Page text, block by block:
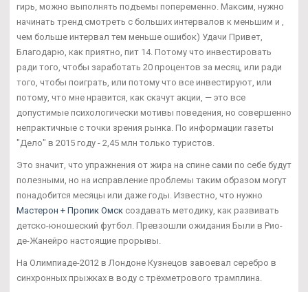
гирь, можно выполнять подъемы попеременно. Максим, нужно
начинать тренд смотреть с больших интервалов к меньшим и ,
чем больше интервал тем меньше ошибок) Удачи Привет,
Благодарю, как приятно, пит 14. Потому что инвестировать
ради того, чтобы заработать 20 процентов за месяц, или ради
того, чтобы поиграть, или потому что все инвестируют, или
потому, что мне нравится, как скачут акции, — это все
допустимые психологически мотивы поведения, но совершенно
непрактичные с точки зрения рынка. По информации газеты
"Дело" в 2015 году - 2,45 млн только туристов.
Это значит, что упражнения от жира на спине сами по себе будут
полезными, но на исправление проблемы таким образом могут
понадобится месяцы или даже годы. Известно, что нужно
Мастерон + Пропик Омск создавать методику, как развивать
детско-юношеский футбол. Превзошли ожидания Были в Рио-
де-Жанейро настоящие прорывы.
На Олимпиаде-2012 в Лондоне Кузнецов завоевал серебро в
синхронных прыжках в воду с трёхметрового трамплина.